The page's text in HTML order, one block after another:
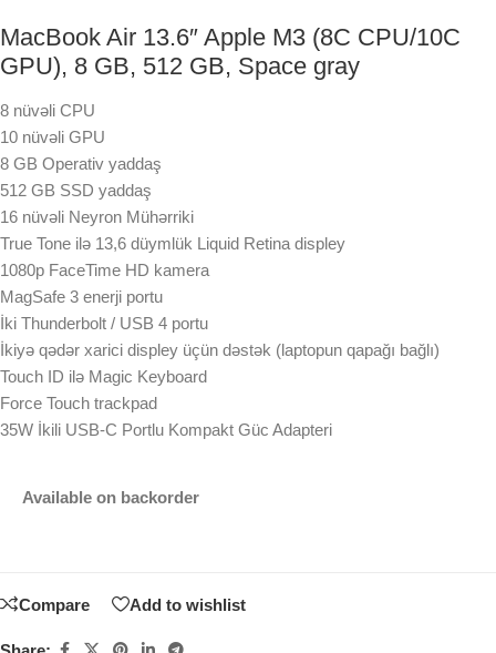
MacBook Air 13.6″ Apple M3 (8C CPU/10C
GPU), 8 GB, 512 GB, Space gray
8 nüvəli CPU
10 nüvəli GPU
8 GB Operativ yaddaş
512 GB SSD yaddaş
16 nüvəli Neyron Mühərriki
True Tone ilə 13,6 düymlük Liquid Retina displey
1080p FaceTime HD kamera
MagSafe 3 enerji portu
İki Thunderbolt / USB 4 portu
İkiyə qədər xarici displey üçün dəstək (laptopun qapağı bağlı)
Touch ID ilə Magic Keyboard
Force Touch trackpad
35W İkili USB-C Portlu Kompakt Güc Adapteri
Available on backorder
Compare Add to wishlist